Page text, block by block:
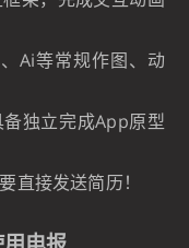
Ai等常规作图、动
独立完成App原型
直接发送简历！